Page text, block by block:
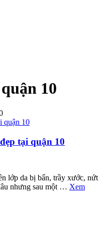
10
tại quận 10
lớp da bị bẩn, trầy xước, nứt
nhưng sau một … Xem